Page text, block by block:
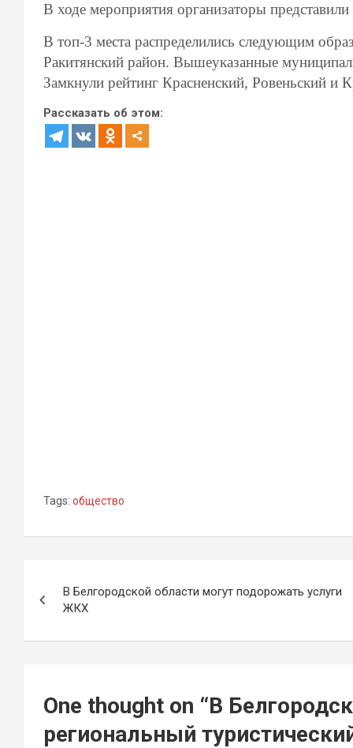
В ходе мероприятия организаторы представили
В топ-3 места распределились следующим
Ракитянский район. Вышеуказанные
Замкнули рейтинг Красненский, Ровеньский и
Рассказать об этом:
Tags: общество
по
записям
В Белгородской области могут подорожать услуги
ЖКХ
One thought on “В
региональный